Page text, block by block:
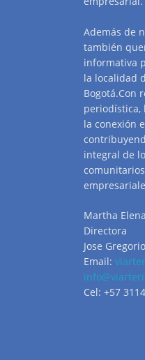
Además de
también
informativa
la localidad
Bogotá.Con
periodística,
la conexión
integral de
Martha
Directora
Jose
Email:
Cel: +57